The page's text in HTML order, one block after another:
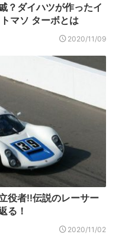
？ダイハツが作ったイ
マソ ターボとは
2020/11/09
役者!!伝説のレーサー
る！
2020/11/02